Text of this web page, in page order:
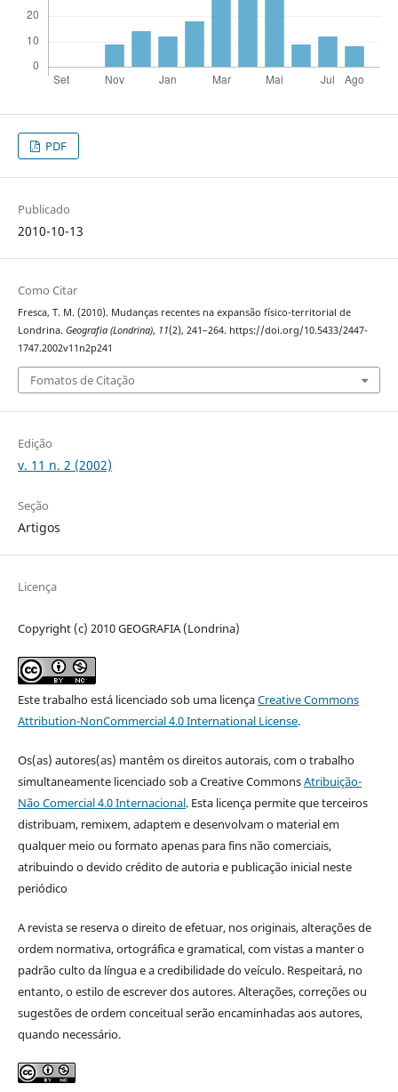
PDF
Publicado
2010-10-13
Como Citar
Fresca, T. M. (2010). Mudanças recentes na expansão físico-territorial de
Londrina. Geografia (Londrina), 11(2), 241–264. https://doi.org/10.5433/2447-
1747.2002v11n2p241
Fomatos de Citação
Edição
v. 11 n. 2 (2002)
Seção
Artigos
Licença
Copyright (c) 2010 GEOGRAFIA (Londrina)
Este trabalho está licenciado sob uma licençaCreative Commons
Attribution-NonCommercial 4.0 International License.
Os(as) autores(as) mantêm os direitos autorais, com o trabalho
simultaneamente licenciado sob a Creative CommonsAtribuição-
Não Comercial 4.0 Internacional. Esta licença permite que terceiros
distribuam, remixem, adaptem e desenvolvam o material em
qualquer meio ou formato apenas para fins não comerciais,
atribuindo o devido crédito de autoria e publicação inicial neste
periódico
A revista se reserva o direito de efetuar, nos originais, alterações de
ordem normativa, ortográfica e gramatical, com vistas a manter o
padrão culto da língua e a credibilidade do veículo. Respeitará, no
entanto, o estilo de escrever dos autores. Alterações, correções ou
sugestões de ordem conceitual serão encaminhadas aos autores,
quando necessário.